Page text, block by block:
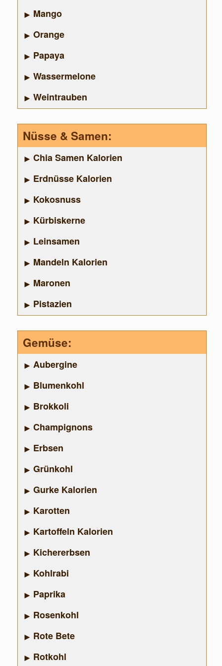
Mango
Orange
Papaya
Wassermelone
Weintrauben
Nüsse & Samen:
Chia Samen Kalorien
Erdnüsse Kalorien
Kokosnuss
Kürbiskerne
Leinsamen
Mandeln Kalorien
Maronen
Pistazien
Gemüse:
Aubergine
Blumenkohl
Brokkoli
Champignons
Erbsen
Grünkohl
Gurke Kalorien
Karotten
Kartoffeln Kalorien
Kichererbsen
Kohlrabi
Paprika
Rosenkohl
Rote Bete
Rotkohl